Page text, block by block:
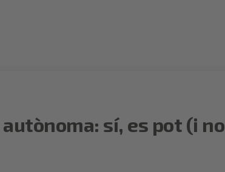
sí, es pot (i no